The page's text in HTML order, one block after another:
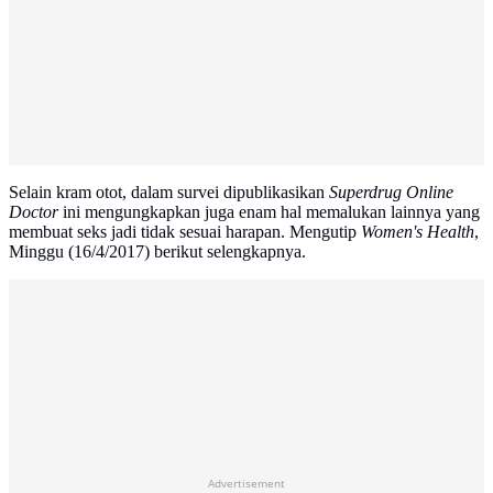
Selain kram otot, dalam survei dipublikasikan Superdrug Online
Doctorini mengungkapkan juga enam hal memalukan lainnya yang
membuat seks jadi tidak sesuai harapan. Mengutip Women's Health,
Minggu (16/4/2017) berikut selengkapnya.
Advertisement